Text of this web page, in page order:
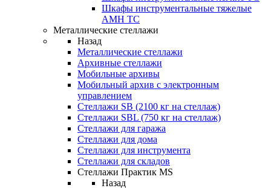
Шкафы инструментальные тяжелые
AMH TC
Металлические стеллажи
Назад
Металлические стеллажи
Архивные стеллажи
Мобильные архивы
Мобильный архив с электронным
управлением
Стеллажи SB (2100 кг на стеллаж)
Стеллажи SBL (750 кг на стеллаж)
Стеллажи для гаража
Стеллажи для дома
Стеллажи для инструмента
Стеллажи для складов
Стеллажи Практик MS
Назад